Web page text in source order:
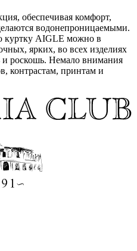
обеспечивая комфорт,
водонепроницаемыми.
куртку AIGLE можно в
ярких, во всех изделиях
и роскошь. Немало внимания
контрастам, принтам и